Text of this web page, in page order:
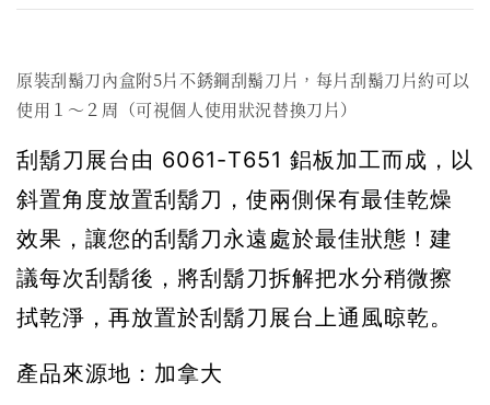
原裝刮鬍刀內盒附5片不銹鋼刮鬍刀片，每片刮鬍刀片約可以
使用１～２周（可視個人使用狀況替換刀片）
刮鬍刀展台由 6061-T651 鋁板加工而成，以
斜置角度放置刮鬍刀，使兩側保有最佳乾燥
效果，讓您的刮鬍刀永遠處於最佳狀態！建
議每次刮鬍後，將刮鬍刀拆解把水分稍微擦
拭乾淨，再放置於刮鬍刀展台上通風晾乾。
產品來源地：加拿大